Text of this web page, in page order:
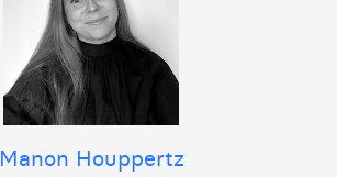
Manon Houppertz